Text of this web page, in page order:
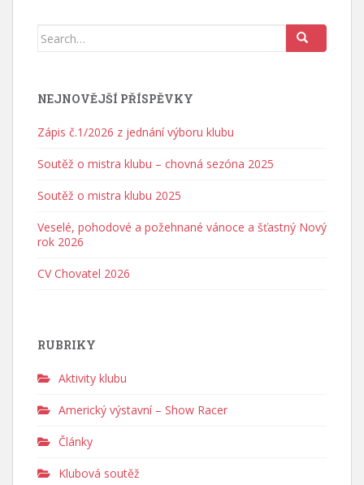
Search for:
NEJNOVĚJŠÍ PŘÍSPĚVKY
Zápis č.1/2026 z jednání výboru klubu
Soutěž o mistra klubu – chovná sezóna 2025
Soutěž o mistra klubu 2025
Veselé, pohodové a požehnané vánoce a šťastný Nový
rok 2026
CV Chovatel 2026
RUBRIKY
Aktivity klubu
Americký výstavní – Show Racer
Články
Klubová soutěž